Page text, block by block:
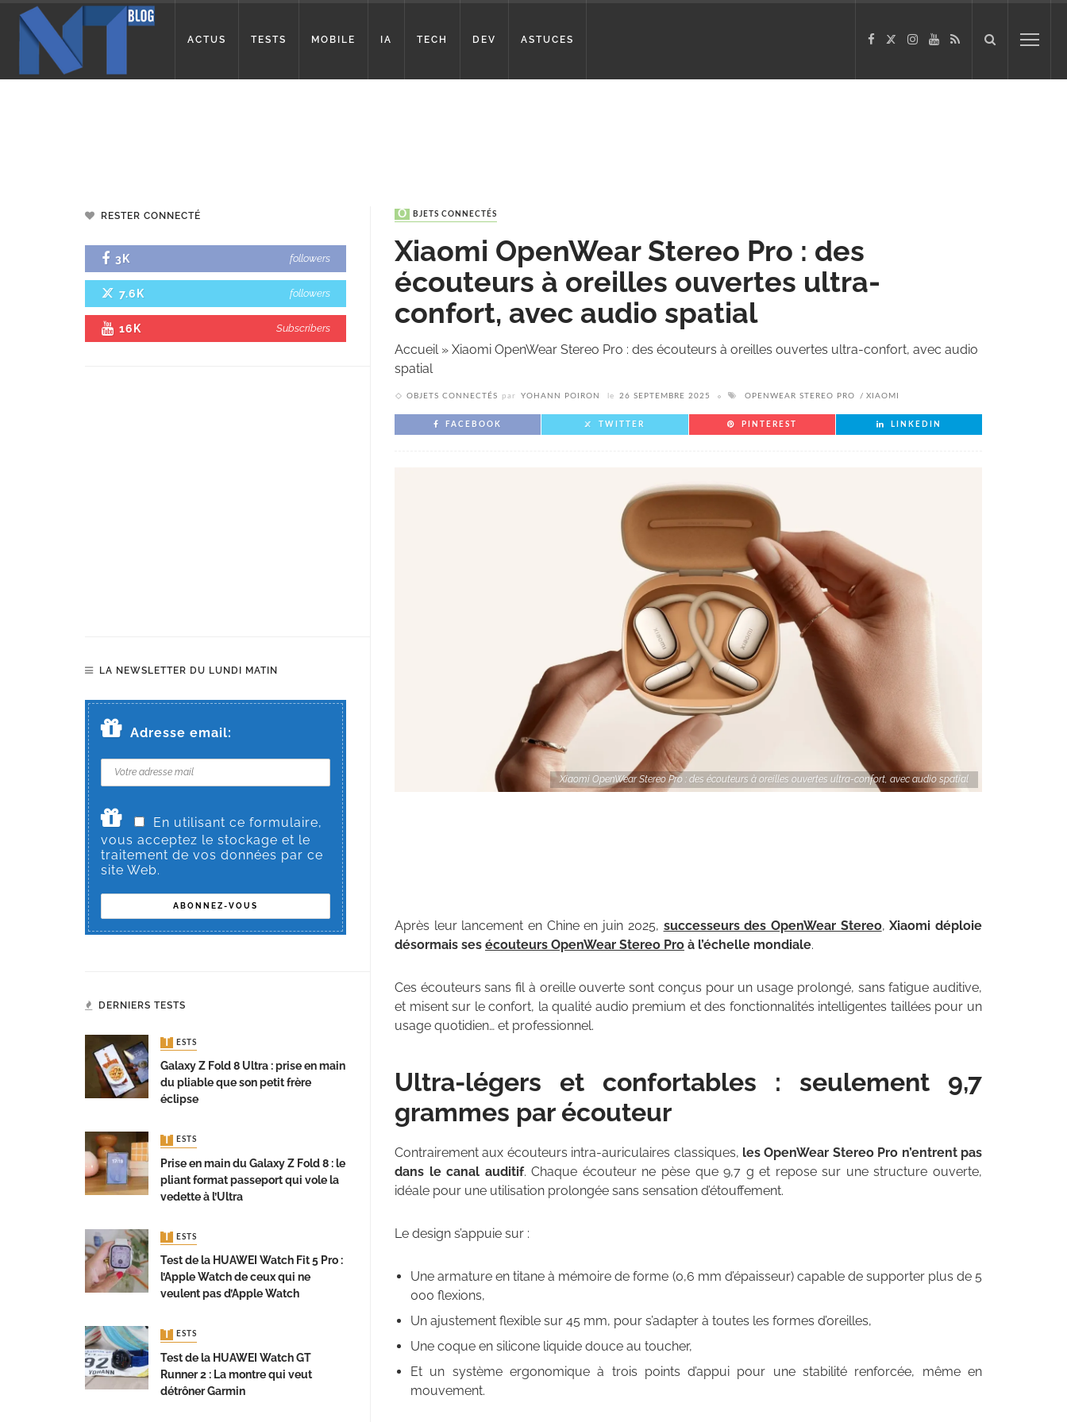
ACTUS TESTS MOBILE IA TECH DEV ASTUCES
OBJETS CONNECTÉS
Xiaomi OpenWear Stereo Pro : des
écouteurs à oreilles ouvertes ultra-
confort, avec audio spatial
Accueil» Xiaomi OpenWear Stereo Pro : des écouteurs à oreilles ouvertes ultra-confort, avec audio
spatial
OBJETS CONNECTÉS par YOHANN POIRON le 26 SEPTEMBRE 2025 OPENWEAR STEREO PRO XIAOMI
FACEBOOK TWITTER PINTEREST LINKEDIN
Xiaomi OpenWear Stereo Pro : des écouteurs à oreilles ouvertes ultra-confort, avec audio spatial
Après leur lancement en Chine en juin 2025, successeurs des OpenWear Stereo,Xiaomi déploie
désormais ses écouteurs OpenWear Stereo Pro à l’échelle mondiale.
Ces écouteurs sans fil à oreille ouverte sont conçus pour un usage prolongé, sans fatigue auditive,
et misent sur le confort, la qualité audio premium et des fonctionnalités intelligentes taillées pour un
usage quotidien… et professionnel.
Ultra-légers et confortables : seulement 9,7
grammes par écouteur
Contrairement aux écouteurs intra-auriculaires classiques, les OpenWear Stereo Pro n’entrent pas
dans le canal auditif. Chaque écouteur ne pèse que 9,7 g et repose sur une structure ouverte,
idéale pour une utilisation prolongée sans sensation d’étouffement.
Le design s’appuie sur :
Une armature en titane à mémoire de forme (0,6 mm d’épaisseur) capable de supporter plus de 5
000 flexions,
Un ajustement flexible sur 45 mm, pour s’adapter à toutes les formes d’oreilles,
Une coque en silicone liquide douce au toucher,
Et un système ergonomique à trois points d’appui pour une stabilité renforcée, même en
mouvement.
RESTER CONNECTÉ
3K followers
7.6K followers
16K Subscribers
LA NEWSLETTER DU LUNDI MATIN
Adresse email:
En utilisant ce formulaire,
vous acceptez le stockage et le
traitement de vos données par ce
site Web.
DERNIERS TESTS
TESTS
Galaxy Z Fold 8 Ultra : prise en main
du pliable que son petit frère
éclipse
TESTS
Prise en main du Galaxy Z Fold 8 : le
pliant format passeport qui vole la
vedette à l’Ultra
TESTS
Test de la HUAWEI Watch Fit 5 Pro :
l’Apple Watch de ceux qui ne
veulent pas d’Apple Watch
TESTS
Test de la HUAWEI Watch GT
Runner 2 : La montre qui veut
détrôner Garmin